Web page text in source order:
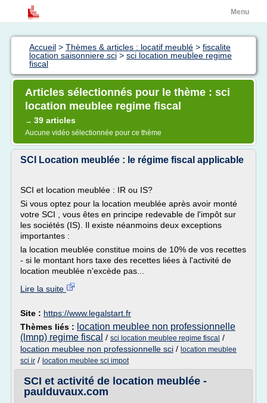
Menu
Accueil > Thèmes & articles : locatif meublé > fiscalite
location saisonniere sci > sci location meublee regime
fiscal
Articles sélectionnés pour le thème : sci
location meublee regime fiscal
→ 39 articles
Aucune vidéo sélectionnée pour ce thème
SCI Location meublée : le régime fiscal applicable
SCI et location meublée : IR ou IS?
Si vous optez pour la location meublée après avoir monté
votre SCI , vous êtes en principe redevable de l'impôt sur
les sociétés (IS). Il existe néanmoins deux exceptions
importantes :
la location meublée constitue moins de 10% de vos recettes
- si le montant hors taxe des recettes liées à l'activité de
location meublée n'excède pas...
Lire la suite
Site : https://www.legalstart.fr
Thèmes liés : location meublee non professionnelle
(lmnp) regime fiscal / sci location meublee regime fiscal /
location meublee non professionnelle sci / location meublee
sci ir / location meublee sci impot
SCI et activité de location meublée -
paulduvaux.com